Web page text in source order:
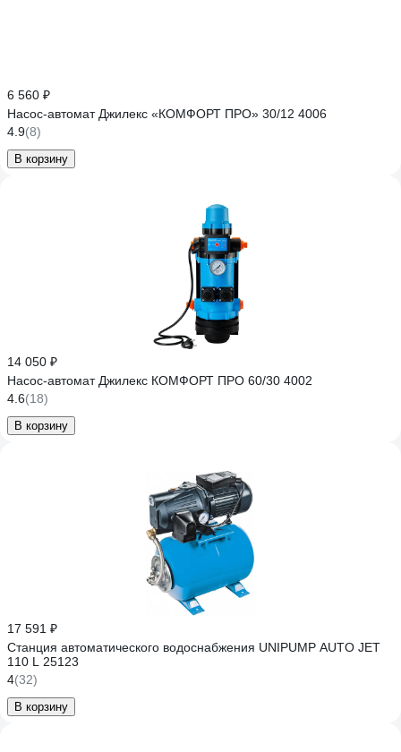
6 560 ₽
Насос-автомат Джилекс «КОМФОРТ ПРО» 30/12 4006
4.9(8)
В корзину
14 050 ₽
Насос-автомат Джилекс КОМФОРТ ПРО 60/30 4002
4.6(18)
В корзину
17 591 ₽
Станция автоматического водоснабжения UNIPUMP AUTO JET
110 L 25123
4(32)
В корзину